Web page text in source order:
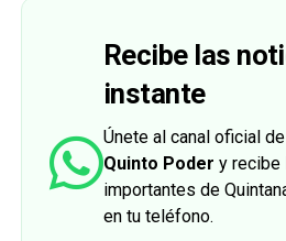
Recibe las
instante
Únete al canal oficial
Quinto Poder y recibe
importantes de
en tu teléfono.